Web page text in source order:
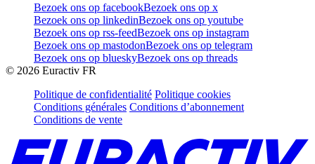
Bezoek ons op facebookBezoek ons op x
Bezoek ons op linkedinBezoek ons op youtube
Bezoek ons op rss-feedBezoek ons op instagram
Bezoek ons op mastodonBezoek ons op telegram
Bezoek ons op blueskyBezoek ons op threads
© 2026 Euractiv FR
Politique de confidentialité Politique cookies
Conditions générales Conditions d’abonnement
Conditions de vente